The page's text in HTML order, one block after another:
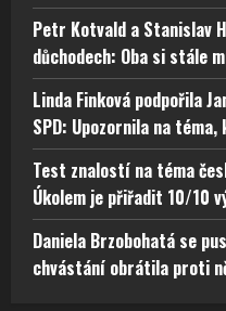
Petr Kotvald a Stanislav
důchodech: Oba si stále
Linda Finková podpořila
SPD: Upozornila na
Test znalostí na téma
Úkolem je přiřadit 10/10
Daniela Brzobohatá se
chvástání obrátila proti